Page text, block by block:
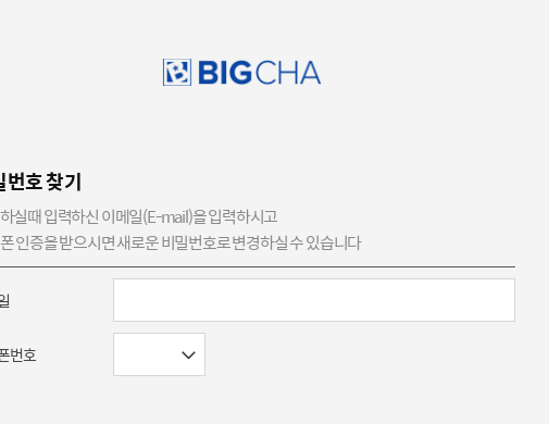
번호 찾기
실때 입력하신 이메일(E-mail)을 입력하시고
인증을 받으시면 새로운 비밀번호로 변경하실 수 있습니다
번호